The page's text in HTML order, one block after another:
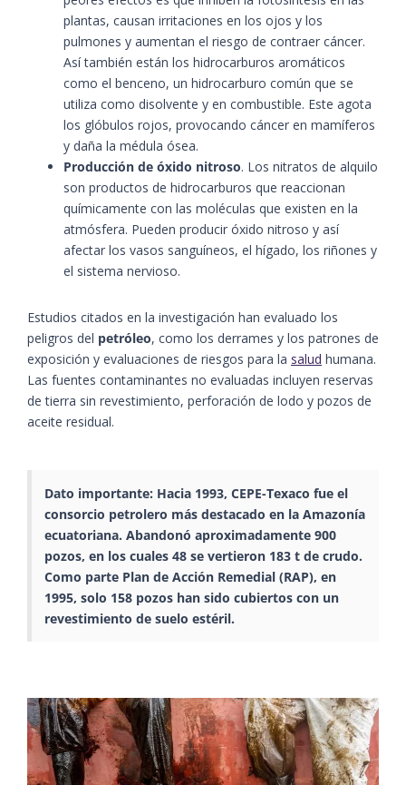
plantas, causan irritaciones en los ojos y los
pulmones y aumentan el riesgo de contraer cáncer.
Así también están los hidrocarburos aromáticos
como el benceno, un hidrocarburo común que se
utiliza como disolvente y en combustible. Este agota
los glóbulos rojos, provocando cáncer en mamíferos
y daña la médula ósea.
Producción de óxido nitroso. Los nitratos de alquilo
son productos de hidrocarburos que reaccionan
químicamente con las moléculas que existen en la
atmósfera. Pueden producir óxido nitroso y así
afectar los vasos sanguíneos, el hígado, los riñones y
el sistema nervioso.
Estudios citados en la investigación han evaluado los
peligros del petróleo, como los derrames y los patrones de
exposición y evaluaciones de riesgos para la salud humana.
Las fuentes contaminantes no evaluadas incluyen reservas
de tierra sin revestimiento, perforación de lodo y pozos de
aceite residual.
Dato importante: Hacia 1993, CEPE-Texaco fue el
consorcio petrolero más destacado en la Amazonía
ecuatoriana. Abandonó aproximadamente 900
pozos, en los cuales 48 se vertieron 183 t de crudo.
Como parte Plan de Acción Remedial (RAP), en
1995, solo 158 pozos han sido cubiertos con un
revestimiento de suelo estéril.